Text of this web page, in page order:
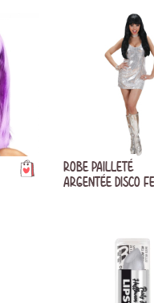
ROBE PAILLETÉ
ARGENTÉE DISCO